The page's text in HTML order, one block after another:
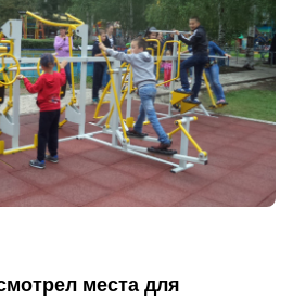
места для